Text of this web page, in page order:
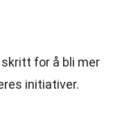
for å bli mer
initiativer.